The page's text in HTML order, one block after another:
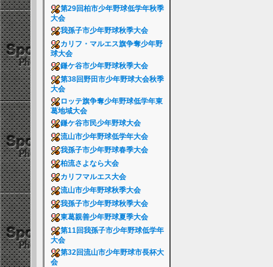
第29回柏市少年野球低学年秋季
大会
我孫子市少年野球秋季大会
カリフ・マルエス旗争奪少年野
球大会
鎌ケ谷市少年野球秋季大会
第38回野田市少年野球大会秋季
大会
ロッテ旗争奪少年野球低学年東
葛地域大会
鎌ケ谷市民少年野球大会
流山市少年野球低学年大会
我孫子市少年野球春季大会
柏流さよなら大会
カリフマルエス大会
流山市少年野球秋季大会
我孫子市少年野球秋季大会
東葛親善少年野球夏季大会
第11回我孫子市少年野球低学年
大会
第32回流山市少年野球市長杯大
会